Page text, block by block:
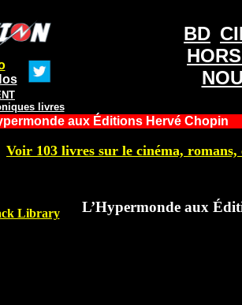
livres
BD
aux Éditions Hervé Chopin
Voir 103 livres sur le cinéma, romans,
Library
L’Hypermonde aux